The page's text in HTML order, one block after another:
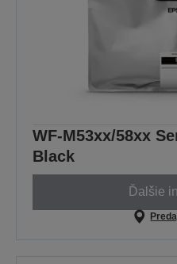
WF-M53xx/58xx
Black
Ďalšie